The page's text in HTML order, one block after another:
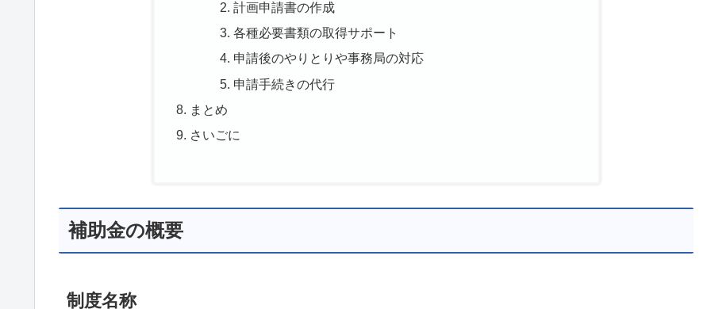
計画申請書の作成
各種必要書類の取得サポート
申請後のやりとりや事務局の対応
申請手続きの代行
まとめ
さいごに
補助金の概要
制度名称